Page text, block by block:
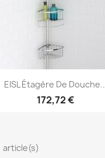
EISL Étagère De
172,72 €
article(s)